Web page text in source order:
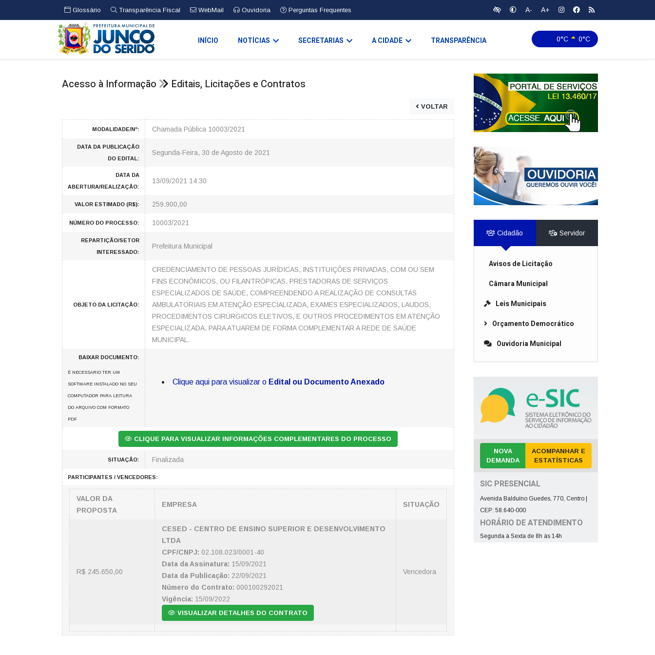
Glossário Transparência Fiscal WebMail Ouvidoria Perguntas Frequentes A- A+
0°C 0°C
INÍCIO NOTÍCIAS SECRETARIAS A CIDADE TRANSPARÊNCIA
Acesso à Informação Editais, Licitações e Contratos
VOLTAR
MODALIDADE/Nº: Chamada Pública 10003/2021
DATA DA PUBLICAÇÃO
DO EDITAL:
Segunda-Feira, 30 de Agosto de 2021
DATA DA
ABERTURA/REALIZAÇÃO:
13/09/2021 14:30
VALOR ESTIMADO (R$): 259.900,00
NÚMERO DO PROCESSO: 10003/2021
REPARTIÇÃO/SETOR
INTERESSADO:
Prefeitura Municipal
OBJETO DA LICITAÇÃO:
CREDENCIAMENTO DE PESSOAS JURÍDICAS, INSTITUIÇÕES PRIVADAS, COM OU SEM
FINS ECONÔMICOS, OU FILANTRÓPICAS, PRESTADORAS DE SERVIÇOS
ESPECIALIZADOS DE SAÚDE, COMPREENDENDO A REALIZAÇÃO DE CONSULTAS
AMBULATORIAIS EM ATENÇÃO ESPECIALIZADA, EXAMES ESPECIALIZADOS, LAUDOS,
PROCEDIMENTOS CIRÚRGICOS ELETIVOS, E OUTROS PROCEDIMENTOS EM ATENÇÃO
ESPECIALIZADA, PARA ATUAREM DE FORMA COMPLEMENTAR A REDE DE SAÚDE
MUNICIPAL.
BAIXAR DOCUMENTO:
É NECESSARIO TER UM
SOFTWARE INSTALADO NO SEU
COMPUTADOR PARA LEITURA
DO ARQUIVO COM FORMATO
PDF
Clique aqui para visualizar o Edital ou Documento Anexado
CLIQUE PARA VISUALIZAR INFORMAÇÕES COMPLEMENTARES DO PROCESSO
SITUAÇÃO: Finalizada
PARTICIPANTES / VENCEDORES:
VALOR DA
PROPOSTA
EMPRESA SITUAÇÃO
R$ 245.650,00
CESED - CENTRO DE ENSINO SUPERIOR E DESENVOLVIMENTO
LTDA
CPF/CNPJ: 02.108.023/0001-40
Data da Assinatura: 15/09/2021
Data da Publicação: 22/09/2021
Número do Contrato: 000100292021
Vigência: 15/09/2022
VISUALIZAR DETALHES DO CONTRATO
Vencedora
Cidadão Servidor
Avisos de Licitação
Câmara Municipal
Leis Municipais
Orçamento Democrático
Ouvidoria Municipal
NOVA
DEMANDA
ACOMPANHAR E
ESTATÍSTICAS
SIC PRESENCIAL
Avenida Balduíno Guedes, 770, Centro |
CEP: 58.640-000
HORÁRIO DE ATENDIMENTO
Segunda à Sexta de 8h às 14h